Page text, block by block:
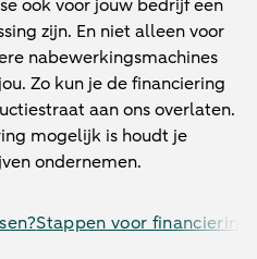
ook voor jouw bedrijf een
zijn. En niet alleen voor
nabewerkingsmachines
Zo kun je de financiering
aan ons overlaten.
mogelijk is houdt je
ondernemen.
Stappen voor financiering